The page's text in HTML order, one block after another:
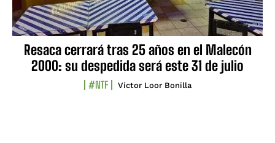
Resaca cerrará tras 25 años en el Malecón
2000: su despedida será este 31 de julio
#NTF Víctor Loor Bonilla